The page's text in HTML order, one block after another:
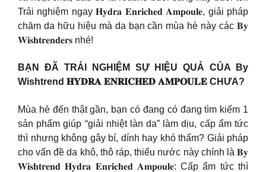
Trải nghiệm ngay 𝐇𝐲𝐝𝐫𝐚 𝐄𝐧𝐫𝐢𝐜𝐡𝐞𝐝 𝐀𝐦𝐩𝐨𝐮𝐥𝐞, giải pháp
chăm da hữu hiệu mà da bạn cần mùa hè này các 𝐁𝐲
𝐖𝐢𝐬𝐡𝐭𝐫𝐞𝐧𝐝𝐞𝐫𝐬 nhé!
BẠN ĐÃ TRẢI NGHIỆM SỰ HIỆU QUẢ CỦA By
Wishtrend 𝐇𝐘𝐃𝐑𝐀 𝐄𝐍𝐑𝐈𝐂𝐇𝐄𝐃 𝐀𝐌𝐏𝐎𝐔𝐋𝐄 CHƯA?
Mùa hè đến thật gần, bạn có đang có đang tìm kiếm 1
sản phẩm giúp “giải nhiệt làn da” làm dịu, cấp ẩm tức
thì nhưng không gây bí, dính hay khó thấm? Giải pháp
cho vấn đề da khô, thô ráp, thiếu nước này chính là 𝐁𝐲
𝐖𝐢𝐬𝐡𝐭𝐫𝐞𝐧𝐝 𝐇𝐲𝐝𝐫𝐚 𝐄𝐧𝐫𝐢𝐜𝐡𝐞𝐝 𝐀𝐦𝐩𝐨𝐮𝐥𝐞: Cấp ẩm tức thì